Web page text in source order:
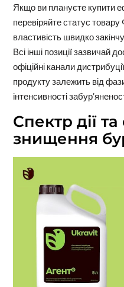
Якщо ви плануєте купити
перевіряйте статус
властивість швидко
Всі інші позиції зазвичай
офіційні канали
продукту залежить від
інтенсивності
Спектр дії
знищення